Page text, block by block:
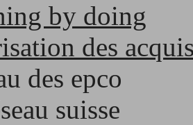
by doing
des
des epco
suisse